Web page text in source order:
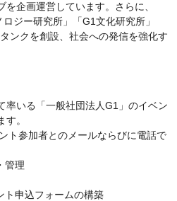
企画運営しています。さらに、
ジー研究所」「G1文化研究所」
ンクを創設、社会への発信を強化す
率いる「一般社団法人G1」のイベン
。
ト参加者とのメールならびに電話で
管理
ト申込フォームの構築